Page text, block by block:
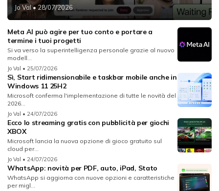
Jo Val• 28/07/2026
Meta AI può agire per tuo conto e portare a
termine i tuoi progetti
Si va verso la superintelligenza personale grazie al nuovo
modell...
Jo Val • 25/07/2026
Sì, Start ridimensionabile e taskbar mobile anche in
Windows 11 25H2
Microsoft conferma l'implementazione di tutte le novità del
2026...
Jo Val • 24/07/2026
Ecco lo streaming gratis con pubblicità per giochi
XBOX
Microsoft lancia la nuova opzione di gioco gratuito sul
cloud per...
Jo Val • 24/07/2026
WhatsApp: novità per PDF, auto, iPad, Stato
WhatsApp si aggiorna con nuove opzioni e caratteristiche
per migl...